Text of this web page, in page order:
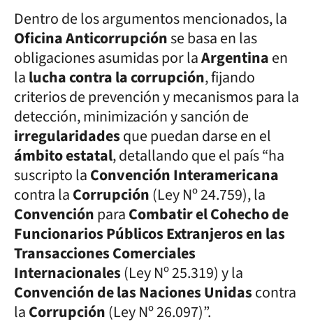
Dentro de los argumentos mencionados, la
Oficina Anticorrupciónse basa en las
obligaciones asumidas por laArgentinaen
lalucha contra la corrupción, fijando
criterios de prevención y mecanismos para la
detección, minimización y sanción de
irregularidadesque puedan darse en el
ámbito estatal, detallando que el país “ha
suscripto laConvención Interamericana
contra laCorrupción(Ley Nº 24.759), la
ConvenciónparaCombatir el Cohecho de
Funcionarios Públicos Extranjeros en las
Transacciones Comerciales
Internacionales(Ley Nº 25.319) y la
Convención de las Naciones Unidascontra
laCorrupción(Ley Nº 26.097)”.